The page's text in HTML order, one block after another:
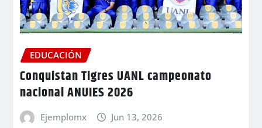
EDUCACIÓN
Conquistan Tigres UANL campeonato
nacional ANUIES 2026
Ejemplomx Jun 13, 2026